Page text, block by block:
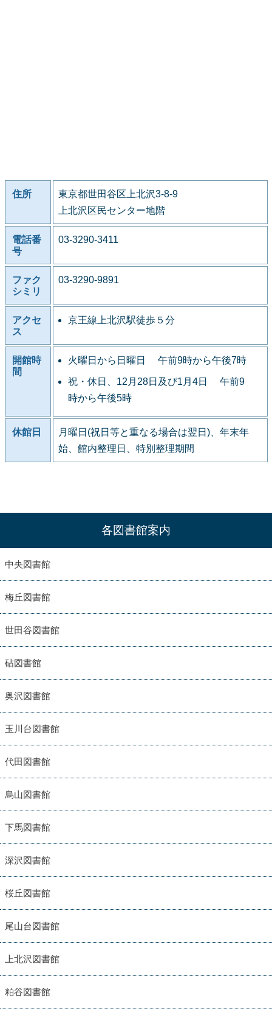
住所
東京都世田谷区上北沢3-8-9
上北沢区民センター地階
電話番
号
03-3290-3411
ファク
シミリ
03-3290-9891
アクセ
ス
京王線上北沢駅徒歩５分
開館時
間
火曜日から日曜日 午前9時から午後7時
祝・休日、12月28日及び1月4日 午前9
時から午後5時
休館日
月曜日(祝日等と重なる場合は翌日)、年末年
始、館内整理日、特別整理期間
各図書館案内
中央図書館
梅丘図書館
世田谷図書館
砧図書館
奥沢図書館
玉川台図書館
代田図書館
烏山図書館
下馬図書館
深沢図書館
桜丘図書館
尾山台図書館
上北沢図書館
粕谷図書館